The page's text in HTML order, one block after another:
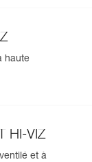
haute
HI-VIZ
et à